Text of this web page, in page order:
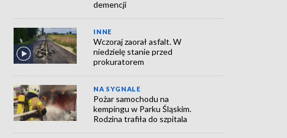
demencji
INNE
Wczoraj zaorał asfalt. W
niedzielę stanie przed
prokuratorem
NA SYGNALE
Pożar samochodu na
kempingu w Parku Śląskim.
Rodzina trafiła do szpitala